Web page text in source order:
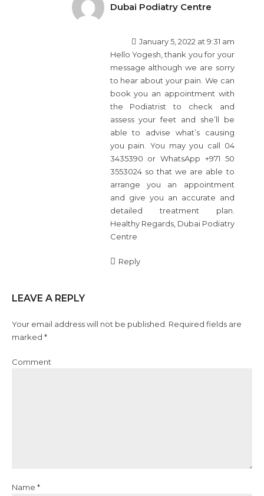
Dubai Podiatry Centre
January 5, 2022 at 9:31 am
Hello Yogesh, thank you for your
message although we are sorry
to hear about your pain. We can
book you an appointment with
the Podiatrist to check and
assess your feet and she’ll be
able to advise what’s causing
you pain. You may you call 04
3435390 or WhatsApp +971 50
3553024 so that we are able to
arrange you an appointment
and give you an accurate and
detailed treatment plan.
Healthy Regards, Dubai Podiatry
Centre
Reply
LEAVE A REPLY
Your email address will not be published. Required fields are
marked *
Comment
Name *